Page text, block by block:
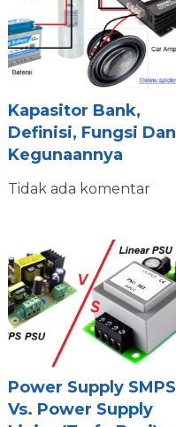
Kapasitor Bank,
Definisi, Fungsi Dan
Kegunaannya
Tidak ada komentar
Power Supply SMPS
Vs. Power Supply